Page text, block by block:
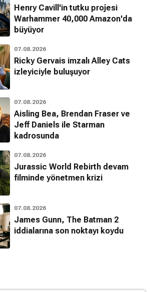
Henry Cavill'in tutku projesi
Warhammer 40,000 Amazon'da
büyüyor
07.08.2026
Ricky Gervais imzalı Alley Cats
izleyiciyle buluşuyor
07.08.2026
Aisling Bea, Brendan Fraser ve
Jeff Daniels ile Starman
kadrosunda
07.08.2026
Jurassic World Rebirth devam
filminde yönetmen krizi
07.08.2026
James Gunn, The Batman 2
iddialarına son noktayı koydu